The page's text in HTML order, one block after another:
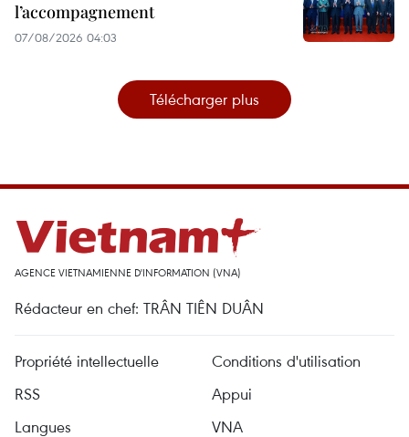
l’accompagnement
07/08/2026 04:03
Télécharger plus
AGENCE VIETNAMIENNE D'INFORMATION (VNA)
Rédacteur en chef: TRÂN TIÊN DUÂN
Propriété intellectuelle
Conditions d'utilisation
RSS
Appui
Langues
VNA